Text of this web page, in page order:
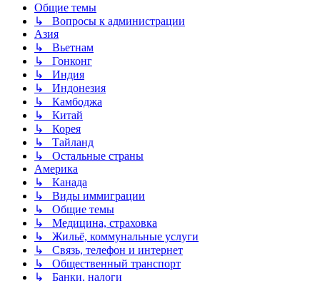
Общие темы
↳ Вопросы к администрации
Азия
↳ Вьетнам
↳ Гонконг
↳ Индия
↳ Индонезия
↳ Камбоджа
↳ Китай
↳ Корея
↳ Тайланд
↳ Остальные страны
Америка
↳ Канада
↳ Виды иммиграции
↳ Общие темы
↳ Медицина, страховка
↳ Жильё, коммунальные услуги
↳ Связь, телефон и интернет
↳ Общественный транспорт
↳ Банки, налоги